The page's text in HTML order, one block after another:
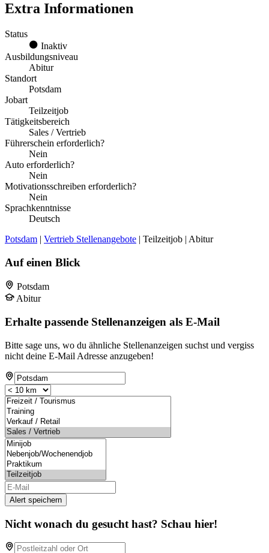
Extra Informationen
Status
Inaktiv
Ausbildungsniveau
Abitur
Standort
Potsdam
Jobart
Teilzeitjob
Tätigkeitsbereich
Sales / Vertrieb
Führerschein erforderlich?
Nein
Auto erforderlich?
Nein
Motivationsschreiben erforderlich?
Nein
Sprachkenntnisse
Deutsch
Potsdam | Vertrieb Stellenangebote | Teilzeitjob | Abitur
Auf einen Blick
Potsdam
Abitur
Erhalte passende Stellenanzeigen als E-Mail
Bitte sage uns, wo du ähnliche Stellenanzeigen suchst und vergiss
nicht deine E-Mail Adresse anzugeben!
Alert speichern
Nicht wonach du gesucht hast? Schau hier!